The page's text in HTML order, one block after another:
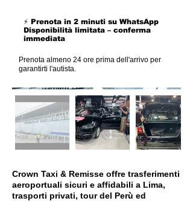
⚡ Prenota in 2 minuti su WhatsApp
Disponibilità limitata – conferma
immediata
Prenota almeno 24 ore prima dell'arrivo per
garantirti l'autista.
Crown Taxi & Remisse offre trasferimenti
aeroportuali sicuri e affidabili a Lima,
trasporti privati, tour del Perù ed